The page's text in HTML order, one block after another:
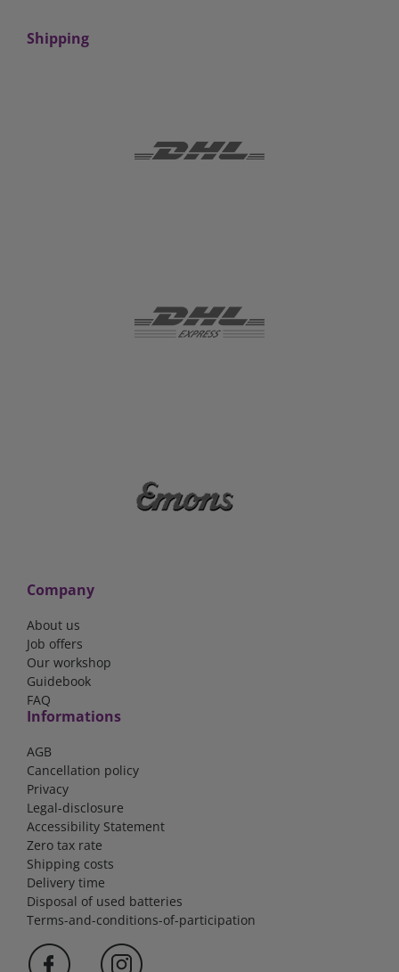
Shipping
Company
About us
Job offers
Our workshop
Guidebook
FAQ
Informations
AGB
Cancellation policy
Privacy
Legal-disclosure
Accessibility Statement
Zero tax rate
Shipping costs
Delivery time
Disposal of used batteries
Terms-and-conditions-of-participation